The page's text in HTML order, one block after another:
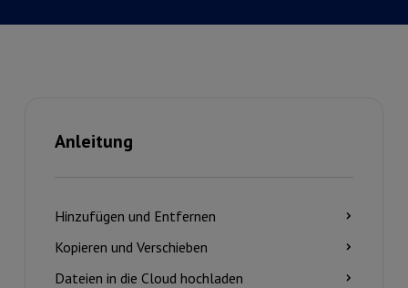
Anleitung
Hinzufügen und Entfernen
Kopieren und Verschieben
Dateien in die Cloud hochladen